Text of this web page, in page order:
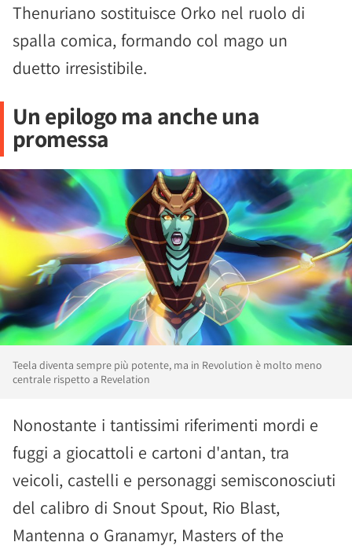
Thenuriano sostituisce Orko nel ruolo di
spalla comica, formando col mago un
duetto irresistibile.
Un epilogo ma anche una
promessa
Teela diventa sempre più potente, ma in Revolution è molto meno
centrale rispetto a Revelation
Nonostante i tantissimi riferimenti mordi e
fuggi a giocattoli e cartoni d'antan, tra
veicoli, castelli e personaggi semisconosciuti
del calibro di Snout Spout, Rio Blast,
Mantenna o Granamyr, Masters of the